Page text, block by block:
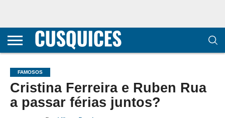
CONTACTOS
HOME
POLÍTICA DE
E COOKIES
SOBRE
TERMOS E
TRANSPARÊNCIA
METODOLOGIA
FAMOSOS
Cristina Ferreira e Ruben Rua
a passar férias juntos?